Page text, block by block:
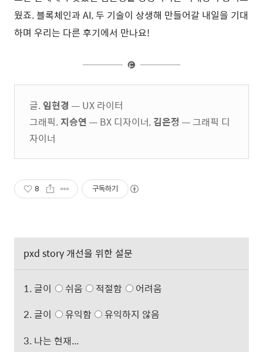
웠죠. 블록체인과 AI, 두 기술이 상생해 만들어갈 내일을 기대
하며 우리는 다른 후기에서 만나요!
글. 임현경 — UX 라이터
그래픽. 지승연 — BX 디자이너, 김은정 — 그래픽 디
자이너
8 구독하기
pxd story 개선을 위한 설문
1. 글이 쉬움 적절함
어려움
2. 글이
유익함
유익하지 않음
3. 나는 현재...